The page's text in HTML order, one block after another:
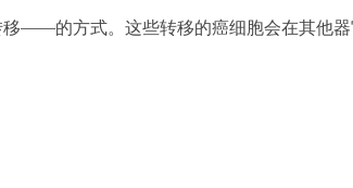
——的方式。这些转移的癌细胞会在其他